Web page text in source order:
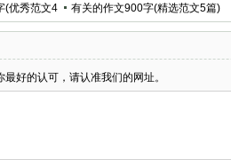
(优秀范文4
有关的作文900字(精选范文5篇)
好的认可，请认准我们的网址。